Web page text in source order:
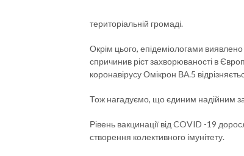
територіальній громаді.
Окрім цього, епідеміологами
спричинив ріст захворюваності в
коронавірусу Омікрон ВА.5
Тож нагадуємо, що єдиним надійним
Рівень вакцинації від COVID -19
створення колективного імунітету.